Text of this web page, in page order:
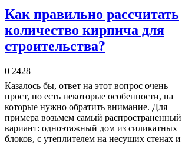
Как правильно рассчитать
количество кирпича для
строительства?
0 2428
Казалось бы, ответ на этот вопрос очень
прост, но есть некоторые особенности, на
которые нужно обратить внимание. Для
примера возьмем самый распространенный
вариант: одноэтажный дом из силикатных
блоков, с утеплителем на несущих стенах и